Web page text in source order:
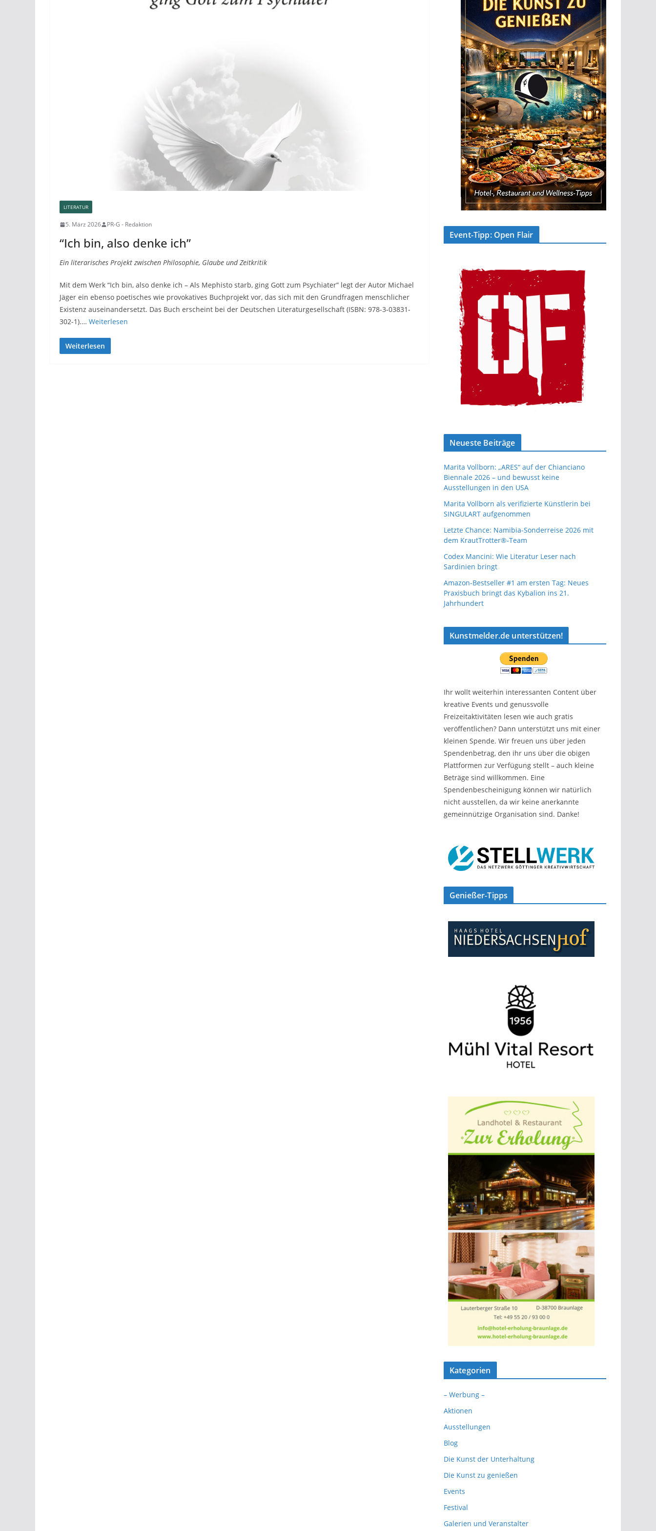
LITERATUR
5. März 2026 PR-G - Redaktion
“Ich bin, also denke ich”
Ein literarisches Projekt zwischen Philosophie, Glaube und Zeitkritik
Mit dem Werk “Ich bin, also denke ich – Als Mephisto starb, ging Gott zum Psychiater” legt der Autor Michael
Jäger ein ebenso poetisches wie provokatives Buchprojekt vor, das sich mit den Grundfragen menschlicher
Existenz auseinandersetzt. Das Buch erscheint bei der Deutschen Literaturgesellschaft (ISBN: 978-3-03831-
302-1).… Weiterlesen
Weiterlesen
Event-Tipp: Open Flair
Neueste Beiträge
Marita Vollborn: „ARES“ auf der Chianciano
Biennale 2026 – und bewusst keine
Ausstellungen in den USA
Marita Vollborn als verifizierte Künstlerin bei
SINGULART aufgenommen
Letzte Chance: Namibia-Sonderreise 2026 mit
dem KrautTrotter®-Team
Codex Mancini: Wie Literatur Leser nach
Sardinien bringt
Amazon-Bestseller #1 am ersten Tag: Neues
Praxisbuch bringt das Kybalion ins 21.
Jahrhundert
Kunstmelder.de unterstützen!
Ihr wollt weiterhin interessanten Content über
kreative Events und genussvolle
Freizeitaktivitäten lesen wie auch gratis
veröffentlichen? Dann unterstützt uns mit einer
kleinen Spende. Wir freuen uns über jeden
Spendenbetrag, den ihr uns über die obigen
Plattformen zur Verfügung stellt – auch kleine
Beträge sind willkommen. Eine
Spendenbescheinigung können wir natürlich
nicht ausstellen, da wir keine anerkannte
gemeinnützige Organisation sind. Danke!
Genießer-Tipps
Kategorien
– Werbung –
Aktionen
Ausstellungen
Blog
Die Kunst der Unterhaltung
Die Kunst zu genießen
Events
Festival
Galerien und Veranstalter